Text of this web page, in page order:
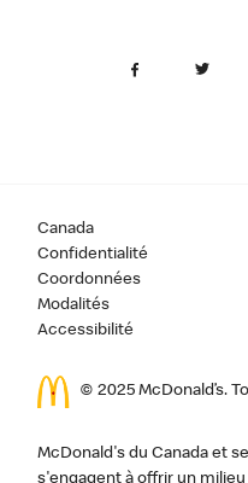
Canada
Confidentialité
Coordonnées
Modalités
Accessibilité
© 2025 McDonald’s.
McDonald's du Canada et
s'engagent à offrir un